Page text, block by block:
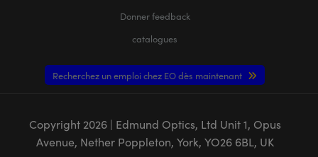
Donner feedback
catalogues
Recherchez un emploi chez EO dès maintenant
Copyright 2026| Edmund Optics, Ltd Unit 1, Opus
Avenue, Nether Poppleton, York, YO26 6BL, UK